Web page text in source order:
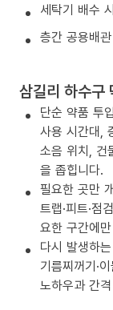
세탁기 배수
층간 공용배
삼길리 하수구
단순 약품 투
사용 시간대,
소음 위치, 건
을 좁힙니다.
필요한 곳만
트랩·피트·점
요한 구간에
다시 발생하
기름찌꺼기·
노하우과 간